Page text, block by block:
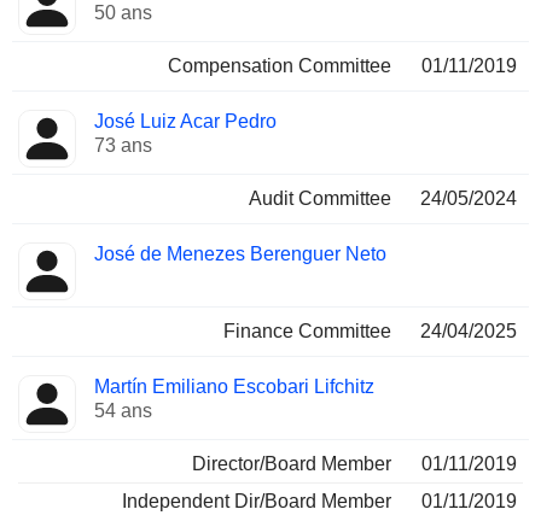
50 ans
Compensation Committee 01/11/2019
José Luiz Acar Pedro
73 ans
Audit Committee 24/05/2024
José de Menezes Berenguer Neto
Finance Committee 24/04/2025
Martín Emiliano Escobari Lifchitz
54 ans
Director/Board Member
01/11/2019
Independent Dir/Board Member
01/11/2019